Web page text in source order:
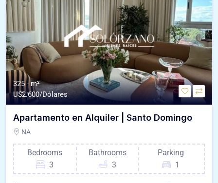
325 - m²
U$2.600/Dólares
Apartamento en Alquiler | Santo Domingo
NA
Bedrooms
3
Bathrooms
3
Parking
1